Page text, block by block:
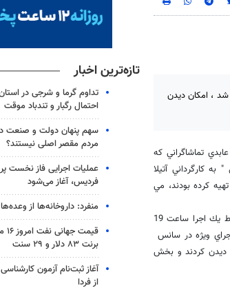
شد ، امكان ديدن
تماشاگراني كه
كارگرداني آتيلا
كرده بودند، مي
لازم به ذكر است، نمايش سيرك لهستان كه يك اجراي عروسكي است ، پيش از اين قرار بود فقط يك اجرا ساعت 19
ويژه در سانس
ديدن كردند و بخش
تازه‌ترین اخبار
تداوم گرما و شرجی در
احتمال رگبار و تندباد موقت
سهم پنهان دولت و صنعت در
مردم مقصر اصلی نیستند؟
عملیات اجرایی فاز نخست
فردیس، آغاز می‌شود
منفرد: داروخانه‌ها از
برنت ۸۳ دلار و ۲۹ سنت
آغاز ثبت‌نام‌ آزمون
از فردا